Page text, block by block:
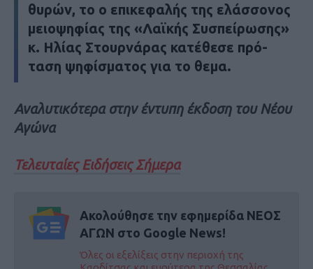
θυρών, το ο επικεφαλής της ελάσσονος
μειοψηφίας της «Λαϊκής Συσπείρωσης»
κ. Ηλίας Στουρνάρας κατέθεσε πρό-
ταση ψηφίσματος για το θεμα.
Αναλυτικότερα στην έντυπη έκδοση του Νέου
Αγώνα
Τελευταίες Ειδήσεις Σήμερα
Ακολούθησε την εφημερίδα ΝΕΟΣ
ΑΓΩΝ στο Google News!
Όλες οι εξελίξεις στην περιοχή της